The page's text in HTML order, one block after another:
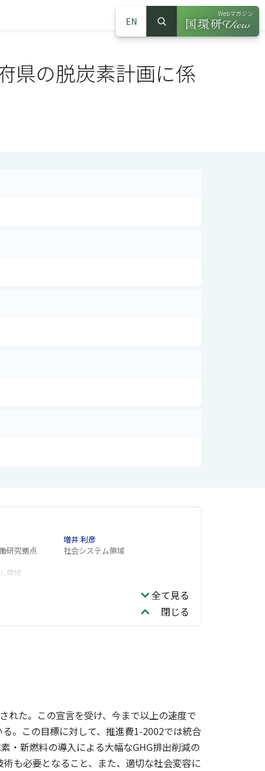
EN
サイト内検索
検索
Webマガジン
（別ウインドウ
県の脱炭素計画に係
研究拠点
増井 利彦
社会システム領域
領域
全て見る
閉じる
れた。この宣言を受け、今まで以上の速度で
。この目標に対して、推進費1-2002では統合
・新燃料の導入による大幅なGHG排出削減の
も必要となること、また、適切な社会変容に